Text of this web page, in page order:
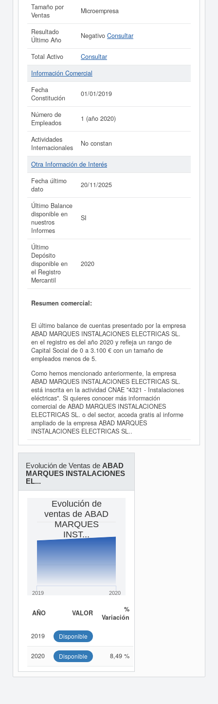
Tamaño por
Ventas
Microempresa
Resultado
Último Año
Negativo Consultar
Total Activo
Consultar
Información Comercial
Fecha
Constitución
01/01/2019
Número de
Empleados
1 (año 2020)
Actividades
Internacionales
No constan
Otra Información de Interés
Fecha último
dato
20/11/2025
Último Balance
disponible en
nuestros
Informes
SI
Último
Depósito
disponible en
el Registro
Mercantil
2020
Resumen comercial:
El último balance de cuentas presentado por la empresa
ABAD MARQUES INSTALACIONES ELECTRICAS SL.
en el registro es del año 2020 y refleja un rango de
Capital Social de 0 a 3.100 € con un tamaño de
empleados menos de 5.
Como hemos mencionado anteriormente, la empresa
ABAD MARQUES INSTALACIONES ELECTRICAS SL.
está inscrita en la actividad CNAE "4321 - Instalaciones
eléctricas". Si quieres conocer más información
comercial de ABAD MARQUES INSTALACIONES
ELECTRICAS SL. o del sector, acceda gratis al informe
ampliado de la empresa ABAD MARQUES
INSTALACIONES ELECTRICAS SL..
Evolución de Ventas de ABAD
MARQUES INSTALACIONES
EL...
Evolución de
ventas de ABAD
MARQUES
INST...
2019 2020
AÑO VALOR
%
Variación
2019 Disponible
2020 Disponible 8,49 %